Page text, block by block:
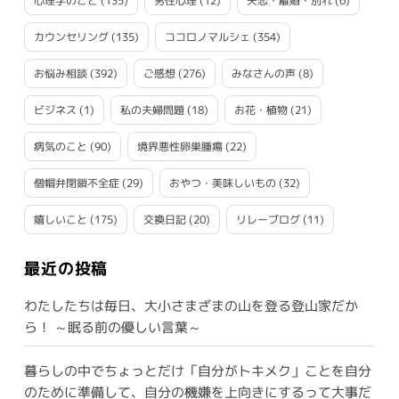
カウンセリング(135) ココロノマルシェ (354)
お悩み相談(392) ご感想(276) みなさんの声(8)
ビジネス (1) 私の夫婦問題(18) お花・植物(21)
病気のこと (90) 境界悪性卵巣腫瘍(22)
僧帽弁閉鎖不全症(29) おやつ・美味しいもの (32)
嬉しいこと (175) 交換日記(20) リレーブログ(11)
最近の投稿
わたしたちは毎日、大小さまざまの山を登る登山家だか
ら！ ～眠る前の優しい言葉～
暮らしの中でちょっとだけ「自分がトキメク」ことを自分
のために準備して、自分の機嫌を上向きにするって大事だ